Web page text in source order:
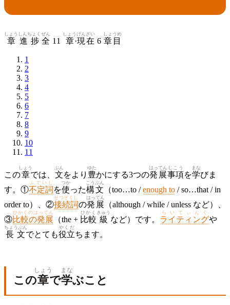
章
しょう
進捗
しんちょく
全
ぜん
11 章
しょう
·現在
げんざい
6 章目
しょうめ
1
2
3
4
5
6
7
8
9
10
11
この章
しょう
では、 文
ぶん
をより 豊
ゆた
かにする3つの発展
はってん
事項
じこう
を学
まな
びま
す。①不定詞
ふていし
を使
つか
った構文
こうぶん
（too…to /enough to / so…that / in
order to）、②接続詞
せつぞくし
の発展
はってん
（although / while / unless など）、
③比較の発展
ひかくのはってん
（the + 比較
ひかく
級
きゅう
など）です。 ライティング
らいてぃんぐ
や
長文
ちょうぶん
でとても役立
やくだ
ちます。
この章
しょう
で学
まな
ぶこと